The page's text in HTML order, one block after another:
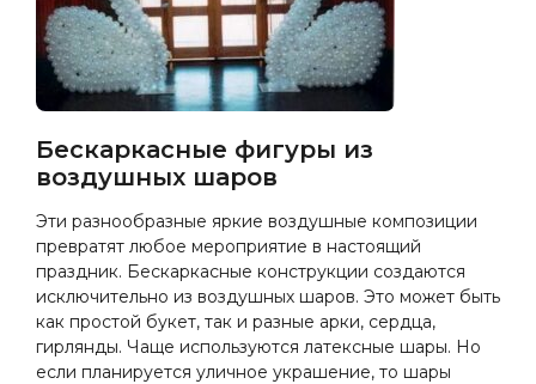
Бескаркасные фигуры из
воздушных шаров
Эти разнообразные яркие воздушные композиции
превратят любое мероприятие в настоящий
праздник. Бескаркасные конструкции создаются
исключительно из воздушных шаров. Это может быть
как простой букет, так и разные арки, сердца,
гирлянды. Чаще используются латексные шары. Но
если планируется уличное украшение, то шары